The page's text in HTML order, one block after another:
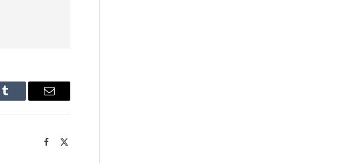
Tumblr Email
Facebook